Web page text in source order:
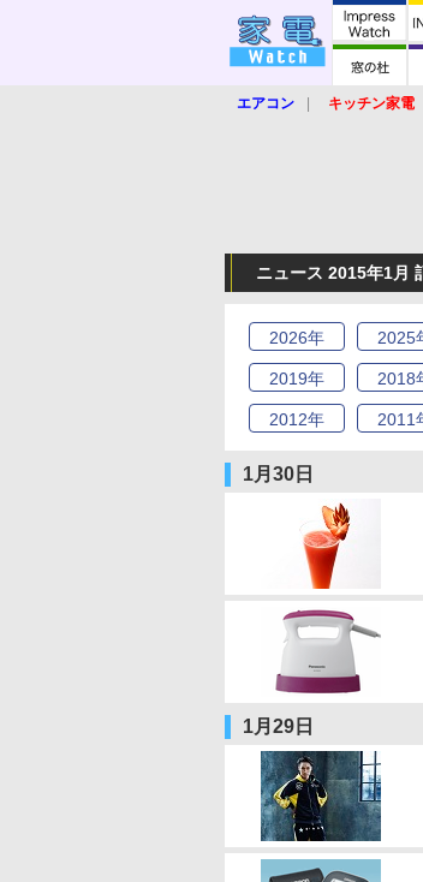
エアコン キッチン家電
ニュース 2015年1月
2026年 2025
2019年 2018
2012年 2011
1月30日
1月29日